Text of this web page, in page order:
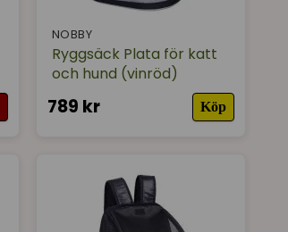
NOBBY
Ryggsäck Plata för katt
och hund (vinröd)
789 kr Köp